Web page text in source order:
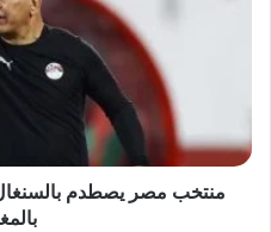
أمم
أفريقيا
بالمغرب
منتخب مصر يصطدم